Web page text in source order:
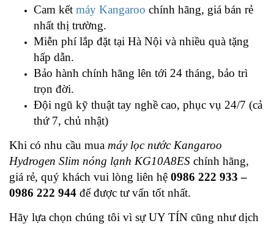
Cam kết máy Kangaroo chính hãng, giá bán rẻ
nhất thị trường.
Miễn phí lắp đặt tại Hà Nội và nhiều quà tặng
hấp dẫn.
Bảo hành chính hãng lên tới 24 tháng, bảo trì
trọn đời.
Đội ngũ kỹ thuật tay nghề cao, phục vụ 24/7 (cả
thứ 7, chủ nhật)
Khi có nhu cầu mua máy lọc nước Kangaroo
Hydrogen Slim nóng lạnh KG10A8ES chính hãng,
giá rẻ, quý khách vui lòng liên hệ 0986 222 933 –
0986 222 944 để được tư vấn tốt nhất.
Hãy lựa chọn chúng tôi vì sự UY TÍN cũng như dịch